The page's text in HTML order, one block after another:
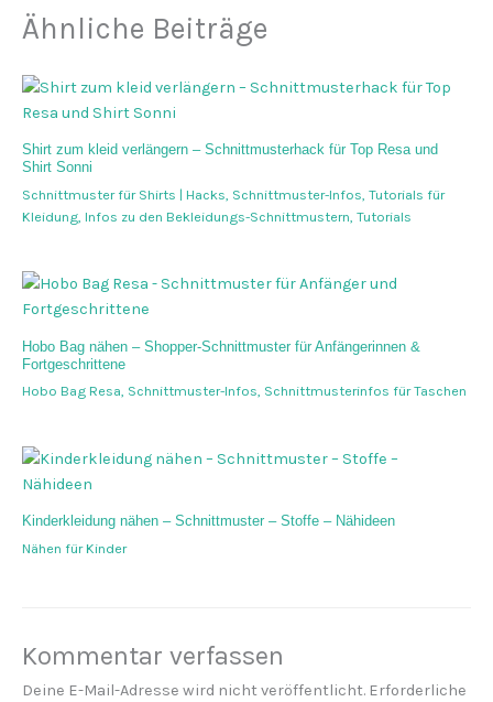
Ähnliche Beiträge
Shirt zum kleid verlängern – Schnittmusterhack für Top Resa und
Shirt Sonni
Schnittmuster für Shirts | Hacks Schnittmuster-Infos Tutorials für
Kleidung Infos zu den Bekleidungs-Schnittmustern Tutorials
Hobo Bag nähen – Shopper-Schnittmuster für Anfängerinnen &
Fortgeschrittene
Hobo Bag Resa, Schnittmuster-Infos, Schnittmusterinfos für Taschen
Kinderkleidung nähen – Schnittmuster – Stoffe – Nähideen
Nähen für Kinder
Kommentar verfassen
Deine E-Mail-Adresse wird nicht veröffentlicht. Erforderliche